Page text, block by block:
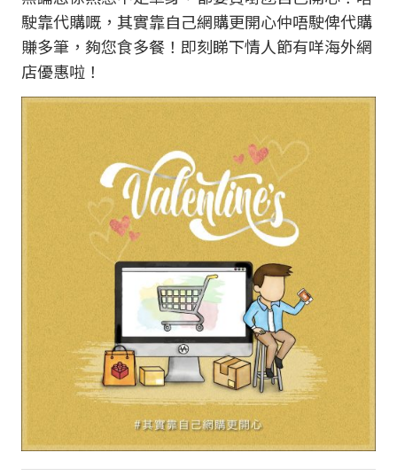
駛靠代購嘅，其實靠自己網購更開心仲唔駛俾代購
賺多筆，夠您食多餐！即刻睇下情人節有咩海外網
店優惠啦！